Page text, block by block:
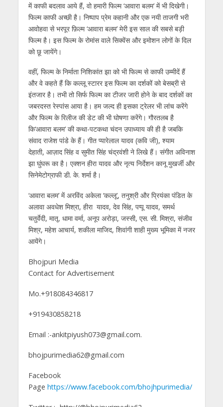
में काफी बदलाव आये हैं, वो हमारी फिल्‍म ‘आवारा बलम’ में भी दिखेगी।
फिल्‍म काफी अच्‍छी है। निष्पाप प्रेम कहानी और एक नयी ताजगी भरी
आवोहवा से भरपूर फ़िल्म ‘आवारा बलम’ मेरी इस साल की सबसे बड़ी
फिल्‍म है। इस फिल्‍म के रोमांस वाले सिक्‍वेंस और इमोशन लोगों के दिल
को छू जायेंगे।
वहीं, फिल्‍म के निर्माता निशिकांत झा को भी फिल्‍म से काफी उम्‍मीदें हैं
और वे कहते हैं कि कल्‍लू स्‍टारर इस फिल्‍म का दर्शकों को बेसब्री से
इंतजार है। तभी तो सिर्फ फिल्‍म का टीजर जारी होने के बाद दर्शकों का
जबरदस्‍त रेस्‍पांस आया है। हम जल्‍द ही इसका ट्रेलर भी लांच करेंगे
और फिल्‍म के रिलीज की डेट की भी घोषणा करेंगे। गौरतलब है
कि‘आवारा बलम’ की कथा-पटकथा चंदन उपाध्याय की ही है जबकि
संवाद राजेश पांडे के हैं। गीत प्यारेलाल यादव (कवि जी), श्याम
देहाती, आज़ाद सिंह व सुमीत सिंह चंद्रवंशी ने लिखे हैं। संगीत अविनाश
झा घुंघरू का है। एक्शन हीरा यादव और नृत्य निर्देशन कानू मुखर्जी और
सिनेमेटोग्राफी डी. के. शर्मा है।
‘आवारा बलम’ में अरविंद अकेला ‘कल्लू’, तनुश्री और प्रियंका पंडित के
अलावा अवधेश मिश्रा, हीरा यादव, देव सिंह, पप्पू यादव, समर्थ
चतुर्वेदी, मातृ, धामा वर्मा, अनूप अरोड़ा, जस्सी, एस. सी. मिश्रा, संजीव
मिश्र, महेश आचार्य, शकीला माजिद, शिवांगी शाही मुख्‍य भूमिका में नजर
आयेंगे।
Bhojpuri Media
Contact for Advertisement
Mo.+918084346817
+919430858218
Email :-ankitpiyush073@gmail.com.
bhojpurimedia62@gmail.com
Facebook
Page https://www.facebook.com/bhojhpurimedia/